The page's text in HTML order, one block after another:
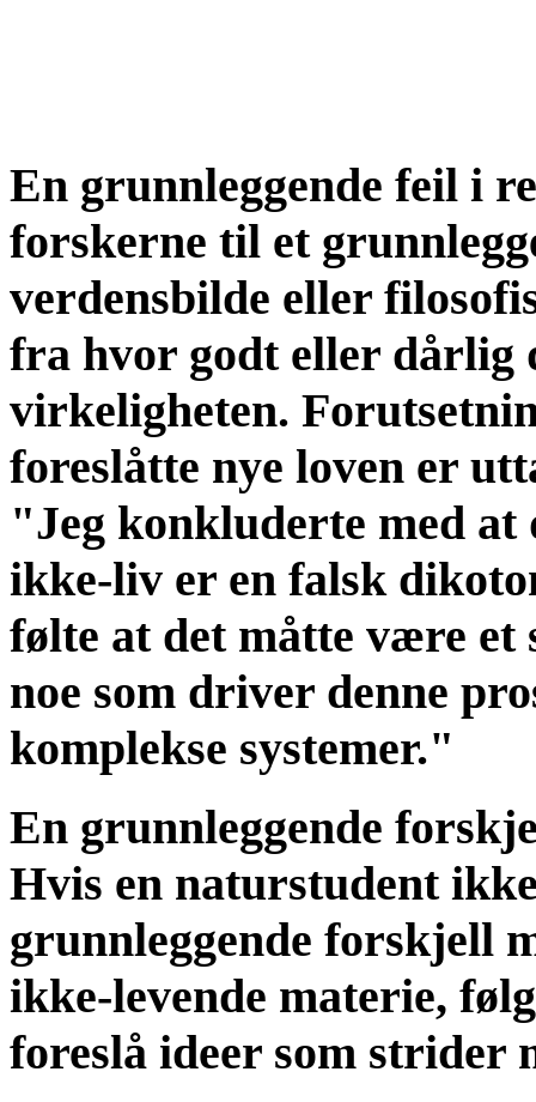
En grunnleggende feil i
forskerne til et
verdensbilde eller
fra hvor godt eller dårlig
virkeligheten.
foreslåtte nye loven er
"Jeg konkluderte med at
ikke-liv er en falsk
følte at det måtte være
noe som driver denne
komplekse systemer."
En grunnleggende
Hvis en naturstudent
grunnleggende forskjell
ikke-levende materie,
foreslå ideer som strider